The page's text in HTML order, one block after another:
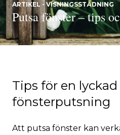
Tips för en lyckad
fönsterputsning
Att putsa fönster kan
ARTIKEL - VISNINGSSTÄDNING
Putsa fönster – tips